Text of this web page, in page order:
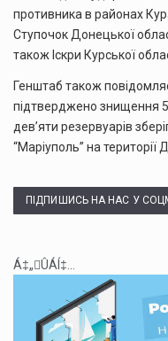
противника в районах
Ступочок Донецької
також Іскри Курської
Генштаб також
підтверджено знищення
дев’яти резервуарів
“Маріуполь” на території
ПІДПИШИСЬ НА НАС У
Á‡„ÛÁÍ‡...